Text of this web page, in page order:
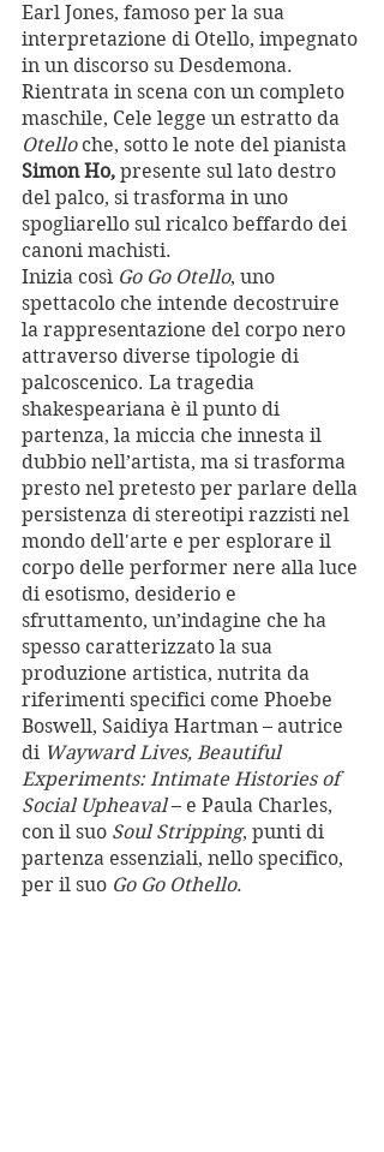
Earl Jones, famoso per la sua
interpretazione di Otello, impegnato
in un discorso su Desdemona.
Rientrata in scena con un completo
maschile, Cele legge un estratto da
Otello che, sotto le note del pianista
Simon Ho, presente sul lato destro
del palco, si trasforma in uno
spogliarello sul ricalco beffardo dei
canoni machisti.
Inizia così Go Go Otello, uno
spettacolo che intende decostruire
la rappresentazione del corpo nero
attraverso diverse tipologie di
palcoscenico. La tragedia
shakespeariana è il punto di
partenza, la miccia che innesta il
dubbio nell’artista, ma si trasforma
presto nel pretesto per parlare della
persistenza di stereotipi razzisti nel
mondo dell'arte e per esplorare il
corpo delle performer nere alla luce
di esotismo, desiderio e
sfruttamento, un’indagine che ha
spesso caratterizzato la sua
produzione artistica, nutrita da
riferimenti specifici come Phoebe
Boswell, Saidiya Hartman – autrice
di Wayward Lives, Beautiful
Experiments: Intimate Histories of
Social Upheaval – e Paula Charles,
con il suo Soul Stripping, punti di
partenza essenziali, nello specifico,
per il suo Go Go Othello.